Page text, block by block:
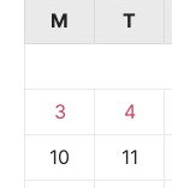
M
T
3
4
10
11